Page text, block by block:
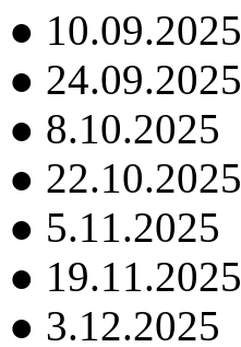
● 10.09.2025
● 24.09.2025
● 8.10.2025
● 22.10.2025
● 5.11.2025
● 19.11.2025
● 3.12.2025